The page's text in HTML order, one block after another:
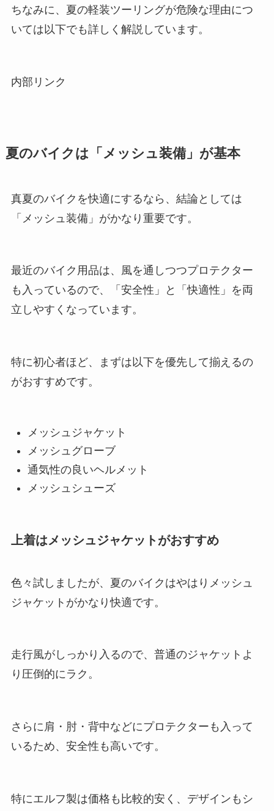
ちなみに、夏の軽装ツーリングが危険な理由につ
いては以下でも詳しく解説しています。
内部リンク
夏のバイクは「メッシュ装備」が基本
真夏のバイクを快適にするなら、結論としては
「メッシュ装備」がかなり重要です。
最近のバイク用品は、風を通しつつプロテクター
も入っているので、「安全性」と「快適性」を両
立しやすくなっています。
特に初心者ほど、まずは以下を優先して揃えるの
がおすすめです。
メッシュジャケット
メッシュグローブ
通気性の良いヘルメット
メッシュシューズ
上着はメッシュジャケットがおすすめ
色々試しましたが、夏のバイクはやはりメッシュ
ジャケットがかなり快適です。
走行風がしっかり入るので、普通のジャケットよ
り圧倒的にラク。
さらに肩・肘・背中などにプロテクターも入って
いるため、安全性も高いです。
特にエルフ製は価格も比較的安く、デザインもシ